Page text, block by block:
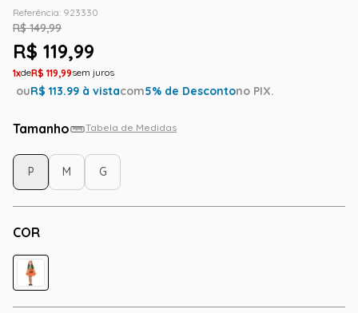
Referência: 923330
R$ 149,99
R$ 119,99
1 R$ 119,99
ouR$ 113.99 à vistacom5% de Descontono PIX.
Tamanho Tabela de Medidas
COR
P M G